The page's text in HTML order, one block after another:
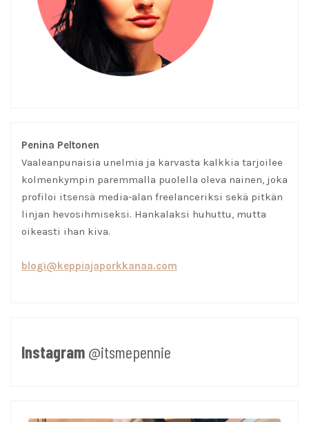
Penina Peltonen
Vaaleanpunaisia unelmia ja karvasta kalkkia tarjoilee
kolmenkympin paremmalla puolella oleva nainen, joka
profiloi itsensä media-alan freelanceriksi sekä pitkän
linjan hevosihmiseksi. Hankalaksi huhuttu, mutta
oikeasti ihan kiva.
blogi@keppiajaporkkanaa.com
Instagram @itsmepennie